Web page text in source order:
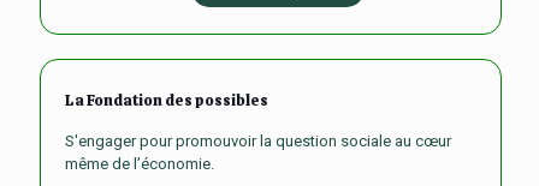
La Fondation des possibles
S'engager pour promouvoir la question sociale au cœur
même de l’économie.